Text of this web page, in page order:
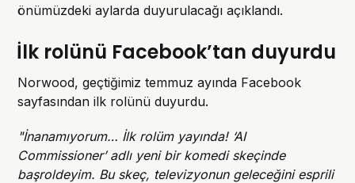
önümüzdeki aylarda duyurulacağı açıklandı.
İlk rolünü Facebook’tan duyurdu
Norwood, geçtiğimiz temmuz ayında Facebook
sayfasından ilk rolünü duyurdu.
"İnanamıyorum… İlk rolüm yayında! ‘AI
Commissioner’ adlı yeni bir komedi skeçinde
başroldeyim. Bu skeç, televizyonun geleceğini esprili